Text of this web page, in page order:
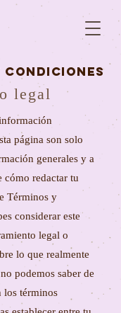
Condiciones
legal
página son solo
generales y a
cómo redactar tu
Términos y
considerar este
legal o
lo que realmente
podemos saber de
los términos